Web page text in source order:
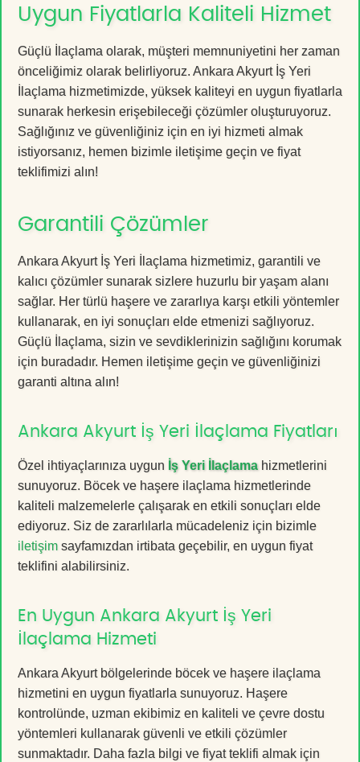
Uygun Fiyatlarla Kaliteli Hizmet
Güçlü İlaçlama olarak, müşteri memnuniyetini her zaman
önceliğimiz olarak belirliyoruz. Ankara Akyurt İş Yeri
İlaçlama hizmetimizde, yüksek kaliteyi en uygun fiyatlarla
sunarak herkesin erişebileceği çözümler oluşturuyoruz.
Sağlığınız ve güvenliğiniz için en iyi hizmeti almak
istiyorsanız, hemen bizimle iletişime geçin ve fiyat
teklifimizi alın!
Garantili Çözümler
Ankara Akyurt İş Yeri İlaçlama hizmetimiz, garantili ve
kalıcı çözümler sunarak sizlere huzurlu bir yaşam alanı
sağlar. Her türlü haşere ve zararlıya karşı etkili yöntemler
kullanarak, en iyi sonuçları elde etmenizi sağlıyoruz.
Güçlü İlaçlama, sizin ve sevdiklerinizin sağlığını korumak
için buradadır. Hemen iletişime geçin ve güvenliğinizi
garanti altına alın!
Ankara Akyurt İş Yeri İlaçlama Fiyatları
Özel ihtiyaçlarınıza uygun İş Yeri İlaçlamahizmetlerini
sunuyoruz. Böcek ve haşere ilaçlama hizmetlerinde
kaliteli malzemelerle çalışarak en etkili sonuçları elde
ediyoruz. Siz de zararlılarla mücadeleniz için bizimle
iletişim sayfamızdan irtibata geçebilir, en uygun fiyat
teklifini alabilirsiniz.
En Uygun Ankara Akyurt İş Yeri
İlaçlama Hizmeti
Ankara Akyurt bölgelerinde böcek ve haşere ilaçlama
hizmetini en uygun fiyatlarla sunuyoruz. Haşere
kontrolünde, uzman ekibimiz en kaliteli ve çevre dostu
yöntemleri kullanarak güvenli ve etkili çözümler
sunmaktadır. Daha fazla bilgi ve fiyat teklifi almak için